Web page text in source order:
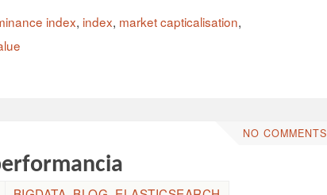
index, index, market capticalisation,
NO COMMENTS